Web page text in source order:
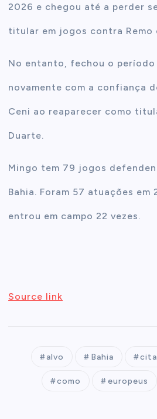
2026 e chegou até a perder
titular em jogos contra Remo
No entanto, fechou o período
novamente com a confiança
Ceni ao reaparecer como
Duarte.
Mingo tem 79 jogos
Bahia. Foram 57 atuações em
entrou em campo 22 vezes.
Source link
alvo Bahia
como europeus